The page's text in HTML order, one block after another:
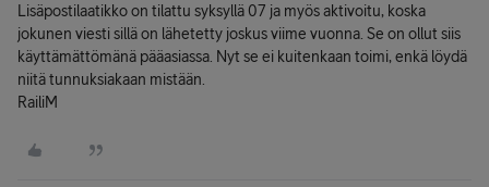
Lisäpostilaatikko on tilattu syksyllä 07 ja myös aktivoitu, koska
jokunen viesti sillä on lähetetty joskus viime vuonna. Se on ollut siis
käyttämättömänä pääasiassa. Nyt se ei kuitenkaan toimi, enkä löydä
niitä tunnuksiakaan mistään.
RailiM